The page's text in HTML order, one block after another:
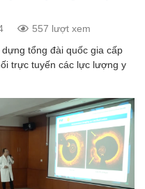
557 lượt xem
tổng đài quốc gia cấp
trực tuyến các lực lượng y